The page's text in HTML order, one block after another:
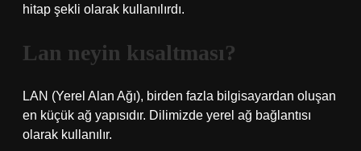
hitap şekli olarak kullanılırdı.
Lan neyin kısaltması?
LAN (Yerel Alan Ağı), birden fazla bilgisayardan oluşan
en küçük ağ yapısıdır. Dilimizde yerel ağ bağlantısı
olarak kullanılır.